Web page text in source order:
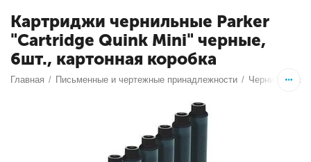
Картриджи чернильные Parker
"Cartridge Quink Mini" черные,
6шт., картонная коробка
Главная / Письменные и чертежные принадлежности / Чернила,